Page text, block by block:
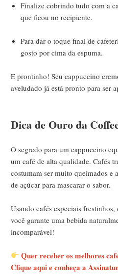
Finalize cobrindo tudo com a
que ficou no recipiente.
Para dar o toque final de
gosto por cima da espuma.
E prontinho! Seu cappuccino
aveludado já está pronto para ser
Dica de Ouro da
O segredo para um cappuccino
um café de alta qualidade. Cafés
costumam ser muito queimados e
de açúcar para mascarar o sabor.
Usando cafés especiais
você garante uma bebida
incomparável!
Quer receber os melhores
Clique aqui e conheça a